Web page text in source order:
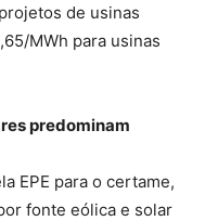
de usinas
MWh para usinas
predominam
EPE para o certame,
fonte eólica e solar